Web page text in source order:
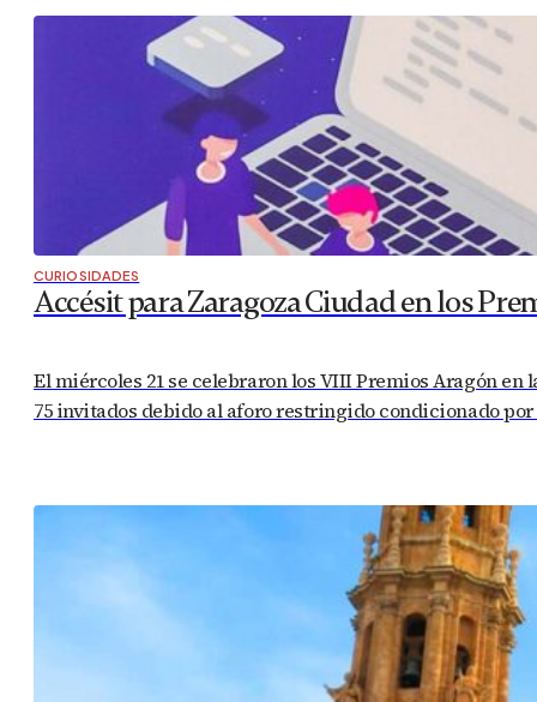
CURIOSIDADES
Accésit para Zaragoza Ciudad en los
El miércoles 21 se celebraron los VIII Premios Aragón
75 invitados debido al aforo restringido condicionado